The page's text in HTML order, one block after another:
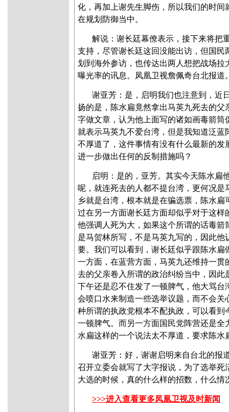
化，再加上谢先生脚伤，所以我们的时间
在规划防御当中。
解说：谢长廷幕僚表示，接下来将把
支持，尽管谢长廷这回没能出访，但国民
划到海外参访，也传达出两人想把战场拉
曝光率的讯息。凤凰卫视詹佩奇台北报道
谢亚芳：是，启明我们也注意到，近
扬的是，陈水扁竟然拿出马英九死去的父
字做文章，认为他上面写的诸如画毒箭筒
就表示马英九不爱台湾，但是我知道泛蓝
不厚道了，这件事情有没有什么最新的发
进一步做出任何的反制措施吗？
启明：是的，亚芳。其实今天陈水扁
呢，就连死去的人都不提台湾，更何况是
乡就是台湾，根本就是在骗选票，陈水扁
过在另一方面谢长廷方面却似乎对于这样
他强调人死为大，如果这个所谓的话毒箭
是马贺林所写，不是马英九写的，因此他
要。我们可以看到，谢长廷似乎跟陈水扁
一方面，在蓝营方面，马英九还维持一贯
去的父亲卷入所谓的政治纠纷当中，因此
下午还是忍不住发了一顿脾气，他大骂台
会喷口水来制造一些选举议题，而不会关
种所谓的执政党根本不配执政，可以看到
一顿脾气。而另一方面国民党阵营还是全
水扁这样的一个说法太不厚道，要求陈水
谢亚芳：好，谢谢启明来自台北的报
召开立委会就写了大字报说，为了选举死
大选的时候，真的什么样的招数，什么情
>>>进入查看更多凤凰卫视及时新闻